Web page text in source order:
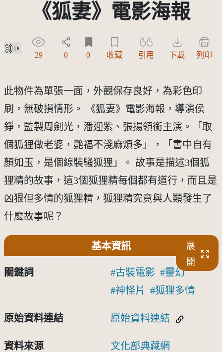
《狐妻》電影海報
創用CC姓名標示 3.0 台灣及其後版本(CC BY 3.0 TW +)
29 0 0 收藏 引用 下載 列印
此物件為單張一面，外觀保存良好，為彩色印
刷，無破損情形。 《狐妻》電影海報，導演侯
錚，監製周劍光，潘迎紫、張揚領銜主演。「取
個狐狸做老婆，艷福不淺麻煩多」，「書中自有
顏如玉，是個線裝騷狐狸」。 故事是描述3個狐
狸精的故事，這3個狐狸精每個都有道行，而且是
凶狠但多情的狐狸精，狐狸精究竟與人類發生了
什麼故事呢？
基本資訊
展
開
關鍵詞 古裝電影
靈幻
神怪片
狐狸多情
原始資料連結 原始資料連結
資料來源 文化部典藏網